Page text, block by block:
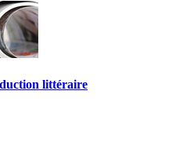
littéraire